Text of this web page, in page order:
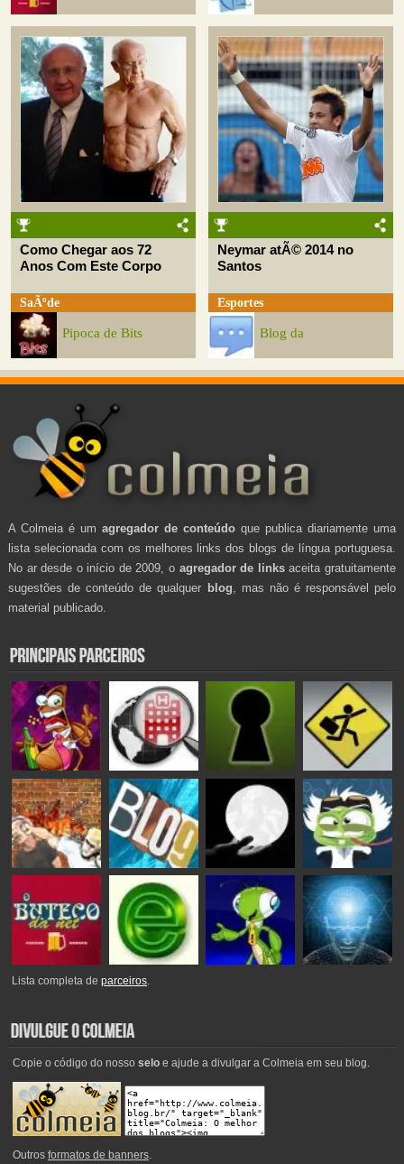
Como Chegar aos 72
Anos Com Este Corpo
SaÃºde
Pipoca de Bits
Neymar atÃ© 2014 no
Santos
Esportes
Blog da
A Colmeia é um agregador de conteúdo que publica diariamente uma
lista selecionada com os melhores links dos blogs de língua portuguesa.
No ar desde o início de 2009, o agregador de linksaceita gratuitamente
sugestões de conteúdo de qualquer blog , mas não é responsável pelo
material publicado.
Lista completa deparceiros.
Copie o código do nosso seloe ajude a divulgar a Colmeia em seu blog.
Outros formatos de banners.